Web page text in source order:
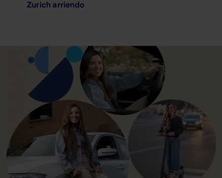
Zurich arriendo